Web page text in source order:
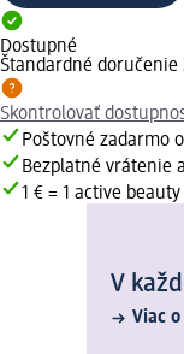
Dostupné
Štandardné doručenie
Skontrolovať
Poštovné zadarmo
Bezplatné vrátenie
1 € = 1 active
V
Viac